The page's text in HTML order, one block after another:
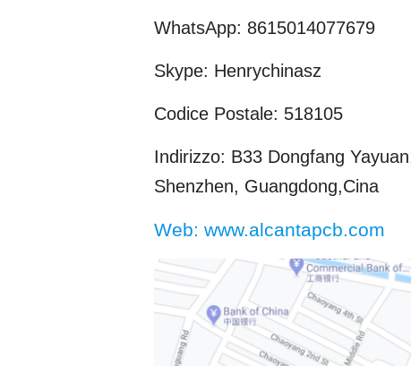
WhatsApp: 8615014077679
Skype: Henrychinasz
Codice Postale: 518105
Indirizzo: B33 Dongfang
Shenzhen, Guangdong,Cina
Web: www.alcantapcb.com